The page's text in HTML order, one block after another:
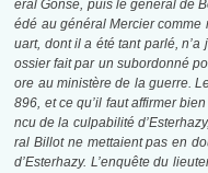
éral Gonse, puis le général de
édé au général Mercier comme
uart, dont il a été tant parlé,
ossier fait par un subordonné
ore au ministère de la guerre.
896, et ce qu’il faut affirmer
ncu de la culpabilité
ral Billot ne mettaient pas en
d’Esterhazy. L’enquête du